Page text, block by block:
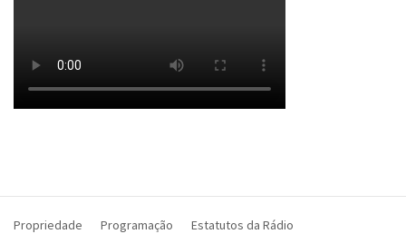
Propriedade Programação
Estatutos da Rádio